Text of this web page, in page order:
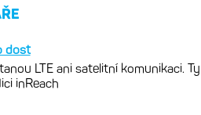
inReach
konečně i pro outdoorové
už umí zrcadlit data
i chůze